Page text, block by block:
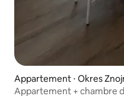
Appartement ⋅ Okres
Appartement + chambre